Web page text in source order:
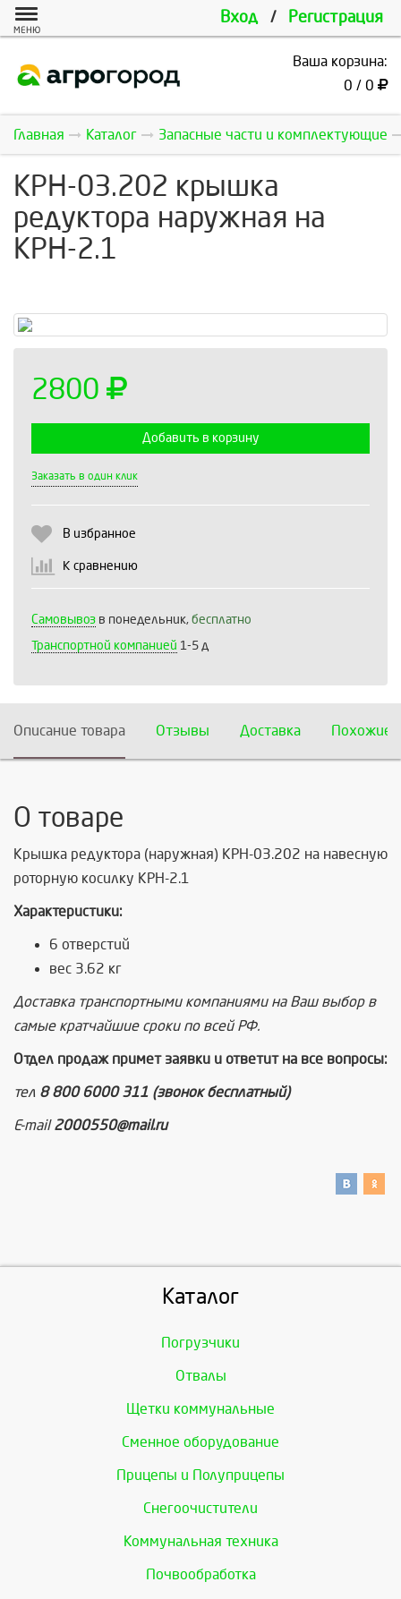
Вход / Регистрация
МЕНЮ
Ваша корзина:
0 / 0
Главная Каталог Запасные части и комплектующие
КРН-03.202 крышка
редуктора наружная на
КРН-2.1
2800
Добавить в корзину
Заказать в один клик
В избранное
К сравнению
Самовывоз в понедельник, бесплатно
Транспортной компанией 1-5 д
Описание товара Отзывы Доставка Похожие
О товаре
Крышка редуктора (наружная) КРН-03.202 на навесную
роторную косилку КРН-2.1
Характеристики:
6 отверстий
вес 3.62 кг
Доставка транспортными компаниями на Ваш выбор в
самые кратчайшие сроки по всей РФ.
Отдел продаж примет заявки и ответит на все вопросы:
тел 8 800 6000 311 (звонок бесплатный)
E-mail2000550@mail.ru
Каталог
Погрузчики
Отвалы
Щетки коммунальные
Сменное оборудование
Прицепы и Полуприцепы
Снегоочистители
Коммунальная техника
Почвообработка